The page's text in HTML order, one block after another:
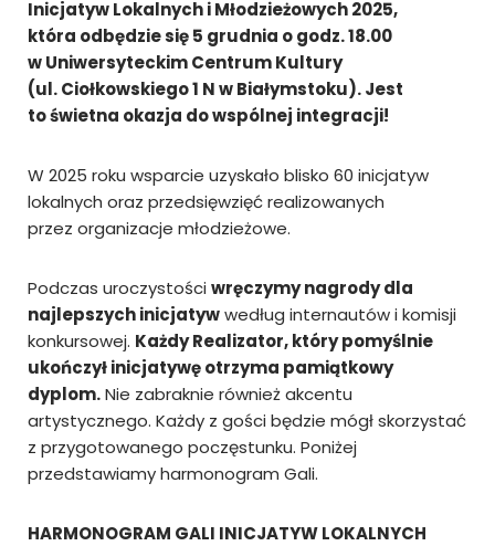
Inicjatyw Lokalnych i Młodzieżowych 2025,
która odbędzie się 5 grudnia o godz. 18.00
w Uniwersyteckim Centrum Kultury
(ul. Ciołkowskiego 1 N w Białymstoku). Jest
to świetna okazja do wspólnej integracji!
W 2025 roku wsparcie uzyskało blisko 60 inicjatyw
lokalnych oraz przedsięwzięć realizowanych
przez organizacje młodzieżowe.
Podczas uroczystościwręczymy nagrody dla
najlepszych inicjatywwedług internautów i komisji
konkursowej. Każdy Realizator, który pomyślnie
ukończył inicjatywę otrzyma pamiątkowy
dyplom.Nie zabraknie również akcentu
artystycznego. Każdy z gości będzie mógł skorzystać
z przygotowanego poczęstunku. Poniżej
przedstawiamy harmonogram Gali.
HARMONOGRAM GALI INICJATYW LOKALNYCH